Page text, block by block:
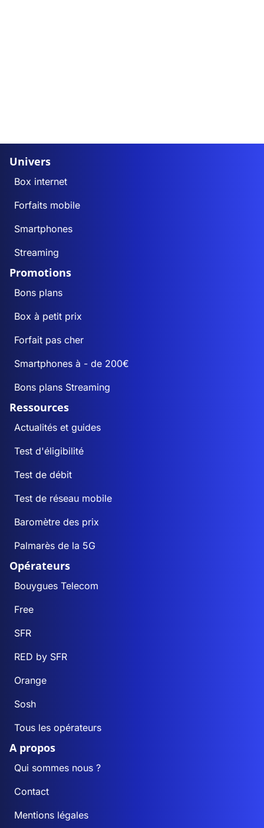
Univers
Box internet
Forfaits mobile
Smartphones
Streaming
Promotions
Bons plans
Box à petit prix
Forfait pas cher
Smartphones à - de 200€
Bons plans Streaming
Ressources
Actualités et guides
Test d'éligibilité
Test de débit
Test de réseau mobile
Baromètre des prix
Palmarès de la 5G
Opérateurs
Bouygues Telecom
Free
SFR
RED by SFR
Orange
Sosh
Tous les opérateurs
A propos
Qui sommes nous ?
Contact
Mentions légales